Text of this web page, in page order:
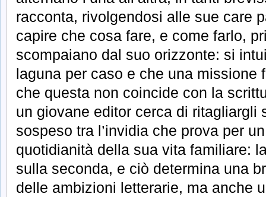
racconta, rivolgendosi alle sue care
capire che cosa fare, e come farlo,
scompaiano dal suo orizzonte: si
laguna per caso e che una missione
che questa non coincide con la
un giovane editor cerca di ritagliargli
sospeso tra l’invidia che prova per
quotidianità della sua vita familiare:
sulla seconda, e ciò determina una
delle ambizioni letterarie, ma anche